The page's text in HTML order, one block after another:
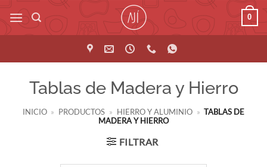
Saltar
al
contenido
0
Tablas de Madera y Hierro
INICIO » PRODUCTOS » HIERRO Y ALUMINIO » TABLAS DE
MADERA Y HIERRO
FILTRAR